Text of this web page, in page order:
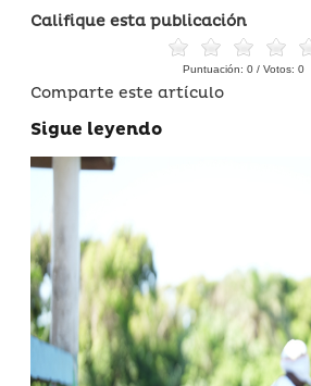
Califique esta publicación
Puntuación: 0 / Votos: 0
Comparte este artículo
Sigue leyendo